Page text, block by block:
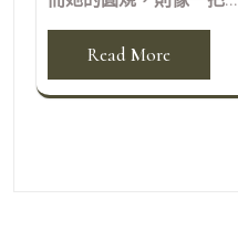
Read More